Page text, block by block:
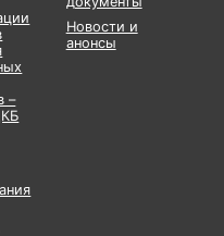
–
Новости и
анонсы